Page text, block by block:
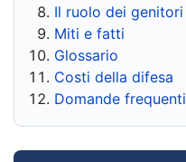
Il ruolo dei genitori
Miti e fatti
Glossario
Costi della difesa
Domande frequenti